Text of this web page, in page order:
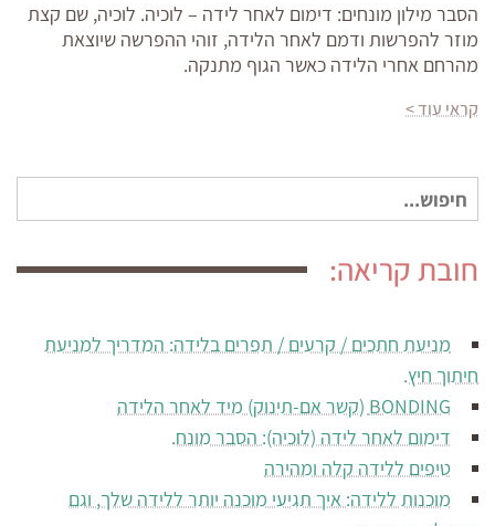
הסבר מילון מונחים: דימום לאחר לידה – לוכיה. לוכיה, שם קצת
מוזר להפרשות ודמם לאחר הלידה, זוהי ההפרשה שיוצאת
מהרחם אחרי הלידה כאשר הגוף מתנקה.
קראי עוד >
חיפוש
עבור:
חובת קריאה:
מניעת חתכים / קרעים / תפרים בלידה: המדריך למניעת
חיתוך חיץ.
BONDING (קשר אם-תינוק) מיד לאחר הלידה
דימום לאחר לידה (לוכיה): הסבר מונח.
טיפים ללידה קלה ומהירה
מוכנות ללידה: איך תגיעי מוכנה יותר ללידה שלך, וגם